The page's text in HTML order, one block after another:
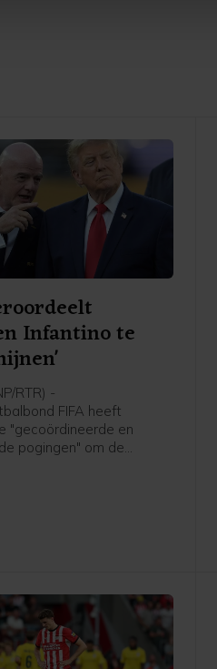
Infantino te
RTR) -
FIFA heeft
"gecoördineerde en
pogingen" om de